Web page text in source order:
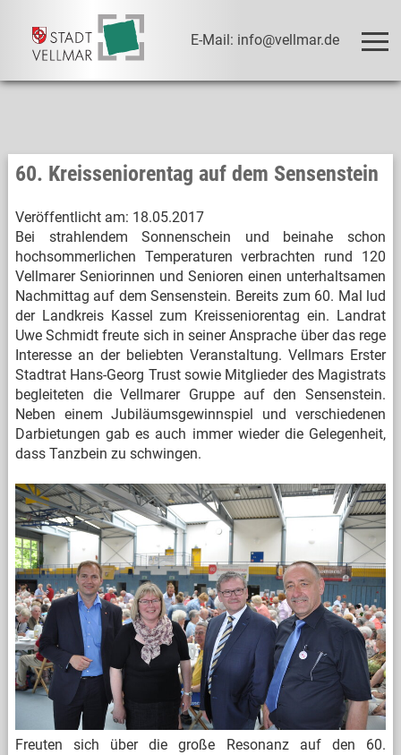
E-Mail: info@vellmar.de
60. Kreisseniorentag auf dem Sensenstein
Veröffentlicht am: 18.05.2017
Bei strahlendem Sonnenschein und beinahe schon
hochsommerlichen Temperaturen verbrachten rund 120
Vellmarer Seniorinnen und Senioren einen unterhaltsamen
Nachmittag auf dem Sensenstein. Bereits zum 60. Mal lud
der Landkreis Kassel zum Kreisseniorentag ein. Landrat
Uwe Schmidt freute sich in seiner Ansprache über das rege
Interesse an der beliebten Veranstaltung. Vellmars Erster
Stadtrat Hans-Georg Trust sowie Mitglieder des Magistrats
begleiteten die Vellmarer Gruppe auf den Sensenstein.
Neben einem Jubiläumsgewinnspiel und verschiedenen
Darbietungen gab es auch immer wieder die Gelegenheit,
dass Tanzbein zu schwingen.
Freuten sich über die große Resonanz auf den 60.